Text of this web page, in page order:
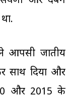
आपसी जातीय
साथ दिया और
और 2015 के